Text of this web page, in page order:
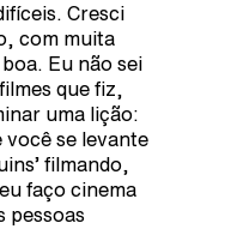
Cresci
com muita
Eu não sei
que fiz,
uma lição:
você se levante
filmando,
faço cinema
pessoas